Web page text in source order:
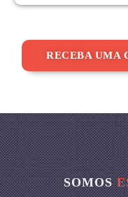
RECEBA UMA
SOMOS